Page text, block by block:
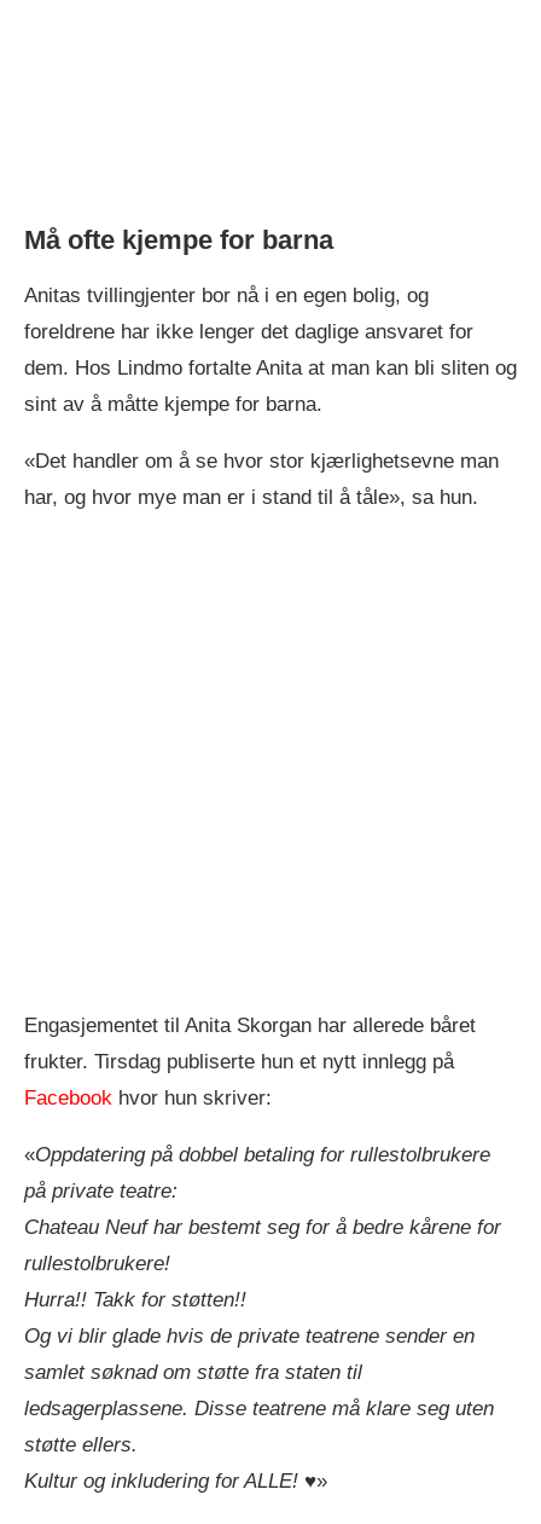
Må ofte kjempe for barna
Anitas tvillingjenter bor nå i en egen bolig, og
foreldrene har ikke lenger det daglige ansvaret for
dem. Hos Lindmo fortalte Anita at man kan bli sliten og
sint av å måtte kjempe for barna.
«Det handler om å se hvor stor kjærlighetsevne man
har, og hvor mye man er i stand til å tåle», sa hun.
Engasjementet til Anita Skorgan har allerede båret
frukter. Tirsdag publiserte hun et nytt innlegg på
Facebook hvor hun skriver:
«Oppdatering på dobbel betaling for rullestolbrukere
på private teatre:
Chateau Neuf har bestemt seg for å bedre kårene for
rullestolbrukere!
Hurra!! Takk for støtten!!
Og vi blir glade hvis de private teatrene sender en
samlet søknad om støtte fra staten til
ledsagerplassene. Disse teatrene må klare seg uten
støtte ellers.
Kultur og inkludering for ALLE! ♥️»